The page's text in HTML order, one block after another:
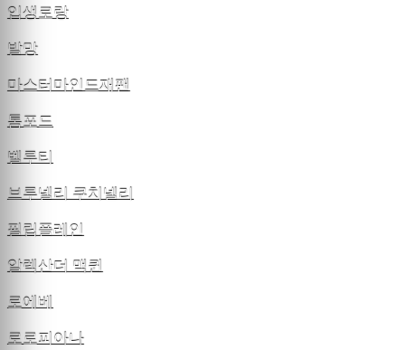
입생로랑
발망
마스터마인드재팬
톰포드
벨루티
브루넬리 쿠치넬리
필립플레인
알렉산더 맥퀸
로에베
로로피아나